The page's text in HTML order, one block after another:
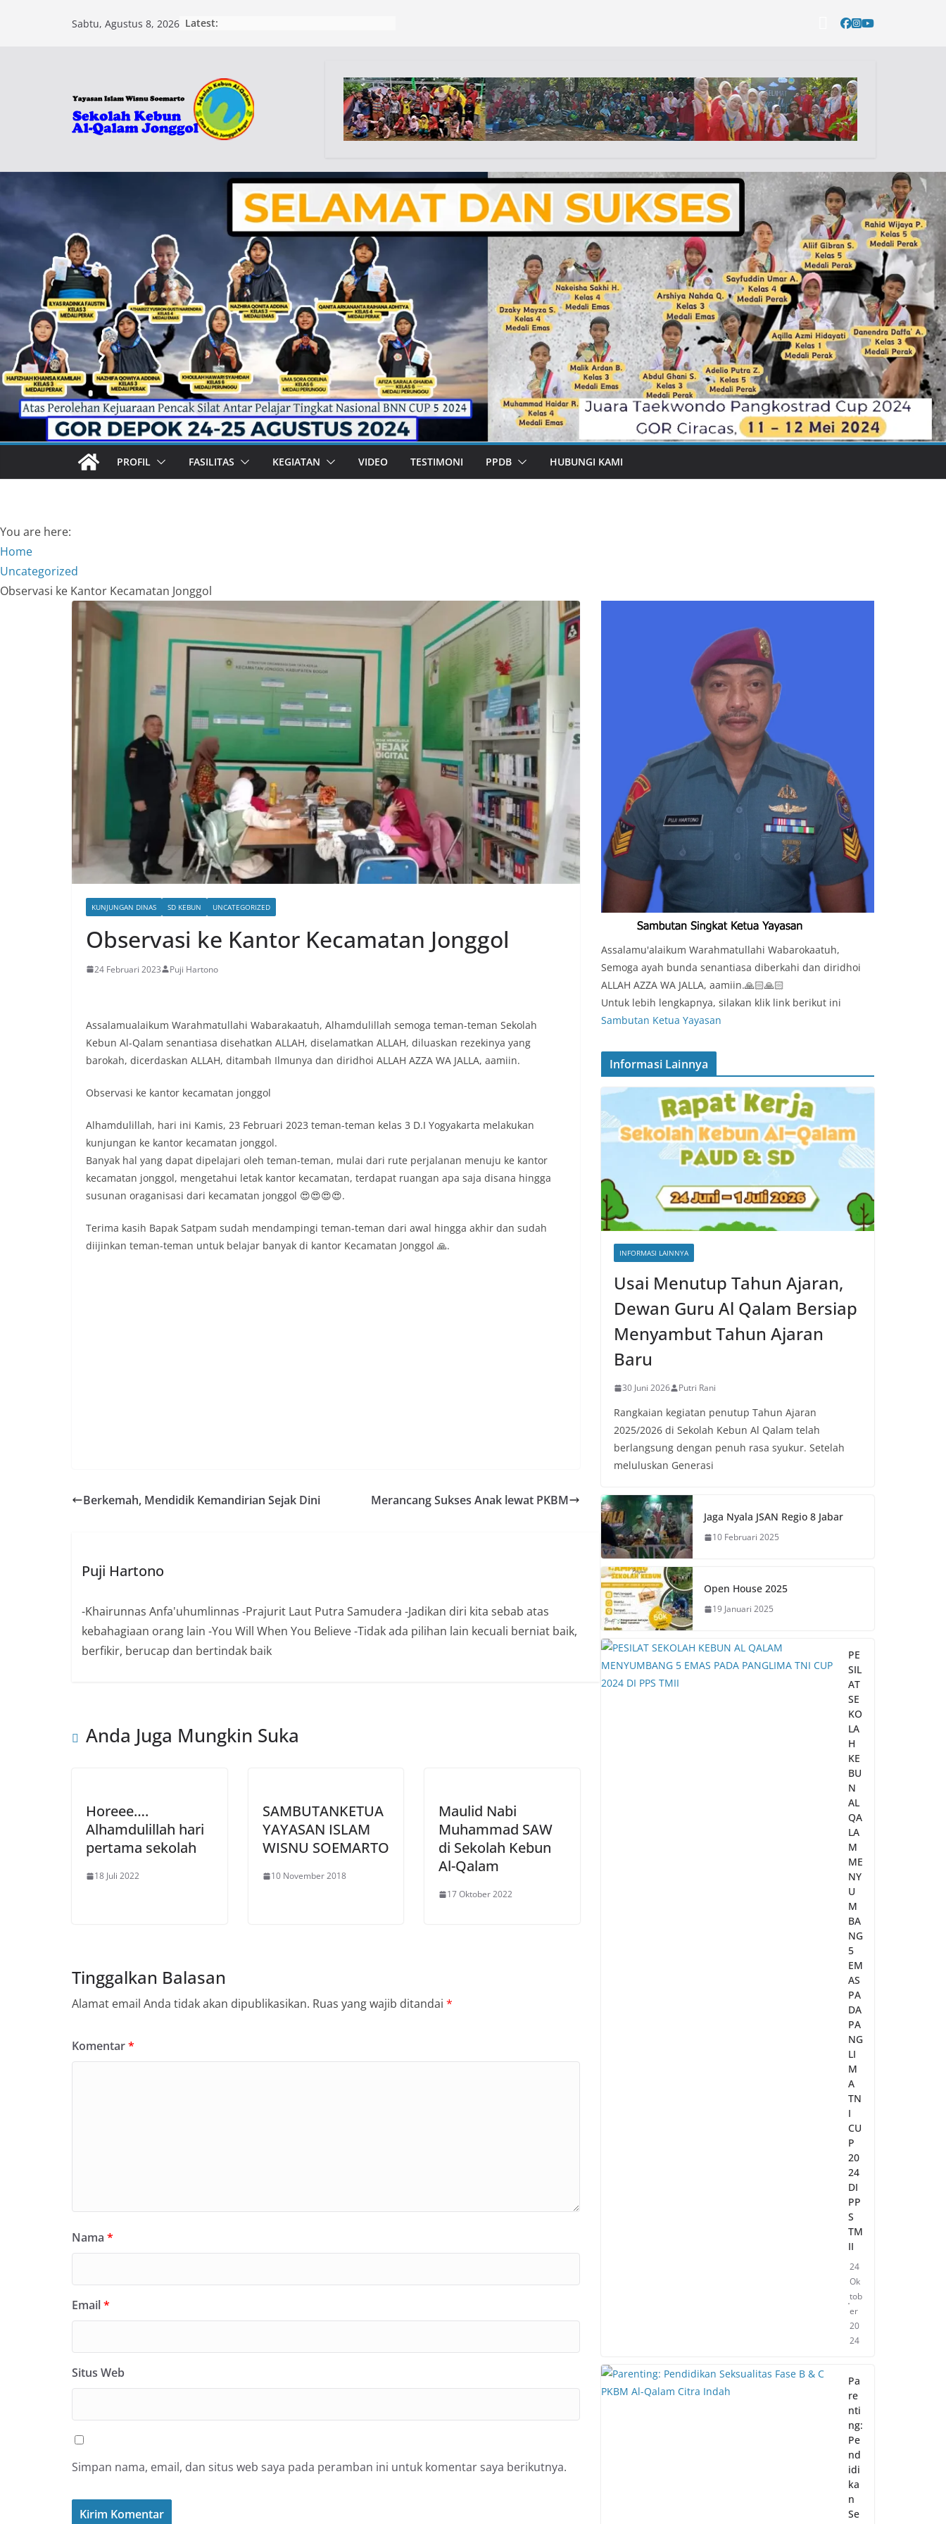
Sabtu, Agustus 8, 2026 Latest:
PROFIL FASILITAS KEGIATAN VIDEO TESTIMONI PPDB HUBUNGI KAMI
You are here:
Home
Uncategorized
Observasi ke Kantor Kecamatan Jonggol
KUNJUNGAN DINAS SD KEBUN UNCATEGORIZED
Observasi ke Kantor Kecamatan Jonggol
24 Februari 2023 Puji Hartono
Assalamualaikum Warahmatullahi Wabarakaatuh, Alhamdulillah semoga teman-teman Sekolah
Kebun Al-Qalam senantiasa disehatkan ALLAH, diselamatkan ALLAH, diluaskan rezekinya yang
barokah, dicerdaskan ALLAH, ditambah Ilmunya dan diridhoi ALLAH AZZA WA JALLA, aamiin.
Observasi ke kantor kecamatan jonggol
Alhamdulillah, hari ini Kamis, 23 Februari 2023 teman-teman kelas 3 D.I Yogyakarta melakukan
kunjungan ke kantor kecamatan jonggol.
Banyak hal yang dapat dipelajari oleh teman-teman, mulai dari rute perjalanan menuju ke kantor
kecamatan jonggol, mengetahui letak kantor kecamatan, terdapat ruangan apa saja disana hingga
susunan oraganisasi dari kecamatan jonggol 😍😍😍😍.
Terima kasih Bapak Satpam sudah mendampingi teman-teman dari awal hingga akhir dan sudah
diijinkan teman-teman untuk belajar banyak di kantor Kecamatan Jonggol 🙏.
Berkemah, Mendidik Kemandirian Sejak Dini Merancang Sukses Anak lewat PKBM
Puji Hartono
-Khairunnas Anfa'uhumlinnas -Prajurit Laut Putra Samudera -Jadikan diri kita sebab atas
kebahagiaan orang lain -You Will When You Believe -Tidak ada pilihan lain kecuali berniat baik,
berfikir, berucap dan bertindak baik
Anda Juga Mungkin Suka
Horeee….
Alhamdulillah hari
pertama sekolah
18 Juli 2022
SAMBUTANKETUA
YAYASAN ISLAM
WISNU SOEMARTO
10 November 2018
Maulid Nabi
Muhammad SAW
di Sekolah Kebun
Al-Qalam
17 Oktober 2022
Tinggalkan Balasan
Alamat email Anda tidak akan dipublikasikan. Ruas yang wajib ditandai *
Komentar*
Nama *
Email*
Situs Web
Simpan nama, email, dan situs web saya pada peramban ini untuk komentar saya berikutnya.
Assalamu'alaikum Warahmatullahi Wabarokaatuh,
Semoga ayah bunda senantiasa diberkahi dan diridhoi
ALLAH AZZA WA JALLA, aamiin.🙏🏻🙏🏻
Untuk lebih lengkapnya, silakan klik link berikut ini
Sambutan Ketua Yayasan
Informasi Lainnya
INFORMASI LAINNYA
Usai Menutup Tahun Ajaran,
Dewan Guru Al Qalam Bersiap
Menyambut Tahun Ajaran
Baru
30 Juni 2026 Putri Rani
Rangkaian kegiatan penutup Tahun Ajaran
2025/2026 di Sekolah Kebun Al Qalam telah
berlangsung dengan penuh rasa syukur. Setelah
meluluskan Generasi
Jaga Nyala JSAN Regio 8 Jabar
10 Februari 2025
Open House 2025
19 Januari 2025
PE
SIL
AT
SE
KO
LA
H
KE
BU
N
AL
QA
LA
M
ME
NY
U
M
BA
NG
5
EM
AS
PA
DA
PA
NG
LI
M
A
TN
I
CU
P
20
24
DI
PP
S
TM
II
24
Ok
tob
er
20
24
Pa
re
nti
ng:
Pe
nd
idi
ka
n
Se